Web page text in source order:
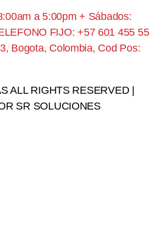
a 5:00pm + Sábados:
FIJO: +57 601 455 55
Bogota, Colombia, Cod Pos:
ALL RIGHTS RESERVED |
SR SOLUCIONES